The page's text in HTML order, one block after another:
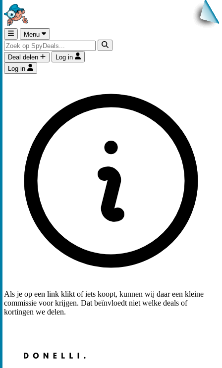
Menu
Deal delen
Log in
Log in
Als je op een link klikt of iets koopt, kunnen wij daar een kleine
commissie voor krijgen. Dat beïnvloedt niet welke deals of
kortingen we delen.